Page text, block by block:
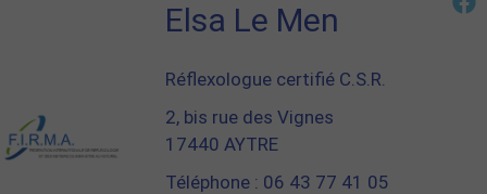
Elsa Le Men
Réflexologue certifié C.S.R.
2, bis rue des Vignes
17440 AYTRE
Téléphone : 06 43 77 41 05